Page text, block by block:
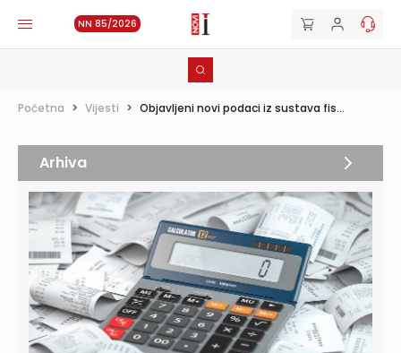
NN 85/2026
Početna > Vijesti > Objavljeni novi podaci iz sustava fis...
Arhiva